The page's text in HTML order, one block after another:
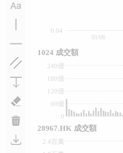
0.04
0
60億
120億
180億
240億
2.4百萬
01/06
1024 成交額
28967.HK 成交額